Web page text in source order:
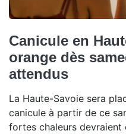
Canicule en
orange dès
attendus
La Haute-Savoie sera
canicule à partir de ce
fortes chaleurs devraient